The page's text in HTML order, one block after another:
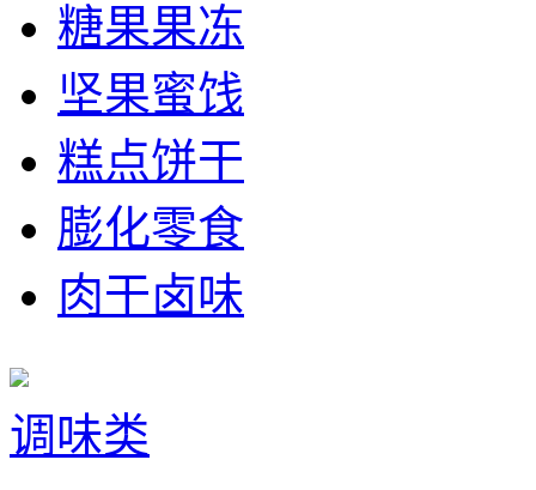
糖果果冻
坚果蜜饯
糕点饼干
膨化零食
肉干卤味
调味类